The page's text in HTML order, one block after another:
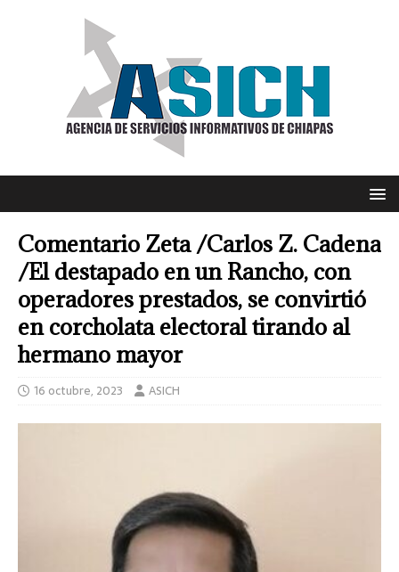
Comentario Zeta /Carlos Z. Cadena
/El destapado en un Rancho, con
operadores prestados, se convirtió
en corcholata electoral tirando al
hermano mayor
16 octubre, 2023 ASICH